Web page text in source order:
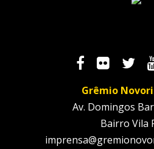
Grêmio
Av. Domingos
Bairro Vila